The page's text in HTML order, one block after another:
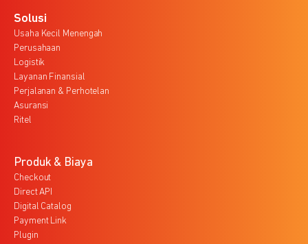
Solusi
Usaha Kecil Menengah
Perusahaan
Logistik
Layanan Finansial
Perjalanan & Perhotelan
Asuransi
Ritel
Produk & Biaya
Checkout
Direct API
Digital Catalog
Payment Link
Plugin